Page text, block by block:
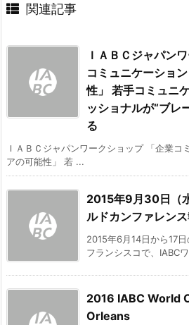
関連記事
ＩＡＢＣジャパン
コミュニケーショ
性」 若手コミュニ
ッショナルが“ブレ
る
ＩＡＢＣジャパンワークショップ 「企業コ
アの可能性」 若 ...
2015年9月30日（
ルドカンファレン
2015年6月14日から17
フランシスコで、IABC
2016 IABC World
Orleans